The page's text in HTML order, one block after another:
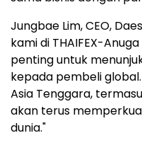
Jungbae Lim, CEO,
kami di THAIFEX-
penting untuk
kepada pembeli
Asia Tenggara,
akan terus
dunia."